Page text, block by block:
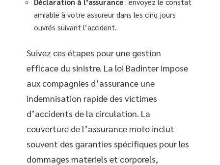
amiable à votre assureur dans les cinq jours
ouvrés suivant l’accident.
Suivez ces étapes pour une gestion
efficace du sinistre. La loi Badinter impose
aux compagnies d’assurance une
indemnisation rapide des victimes
d’accidents de la circulation. La
couverture de l’assurance moto inclut
souvent des garanties spécifiques pour les
dommages matériels et corporels,